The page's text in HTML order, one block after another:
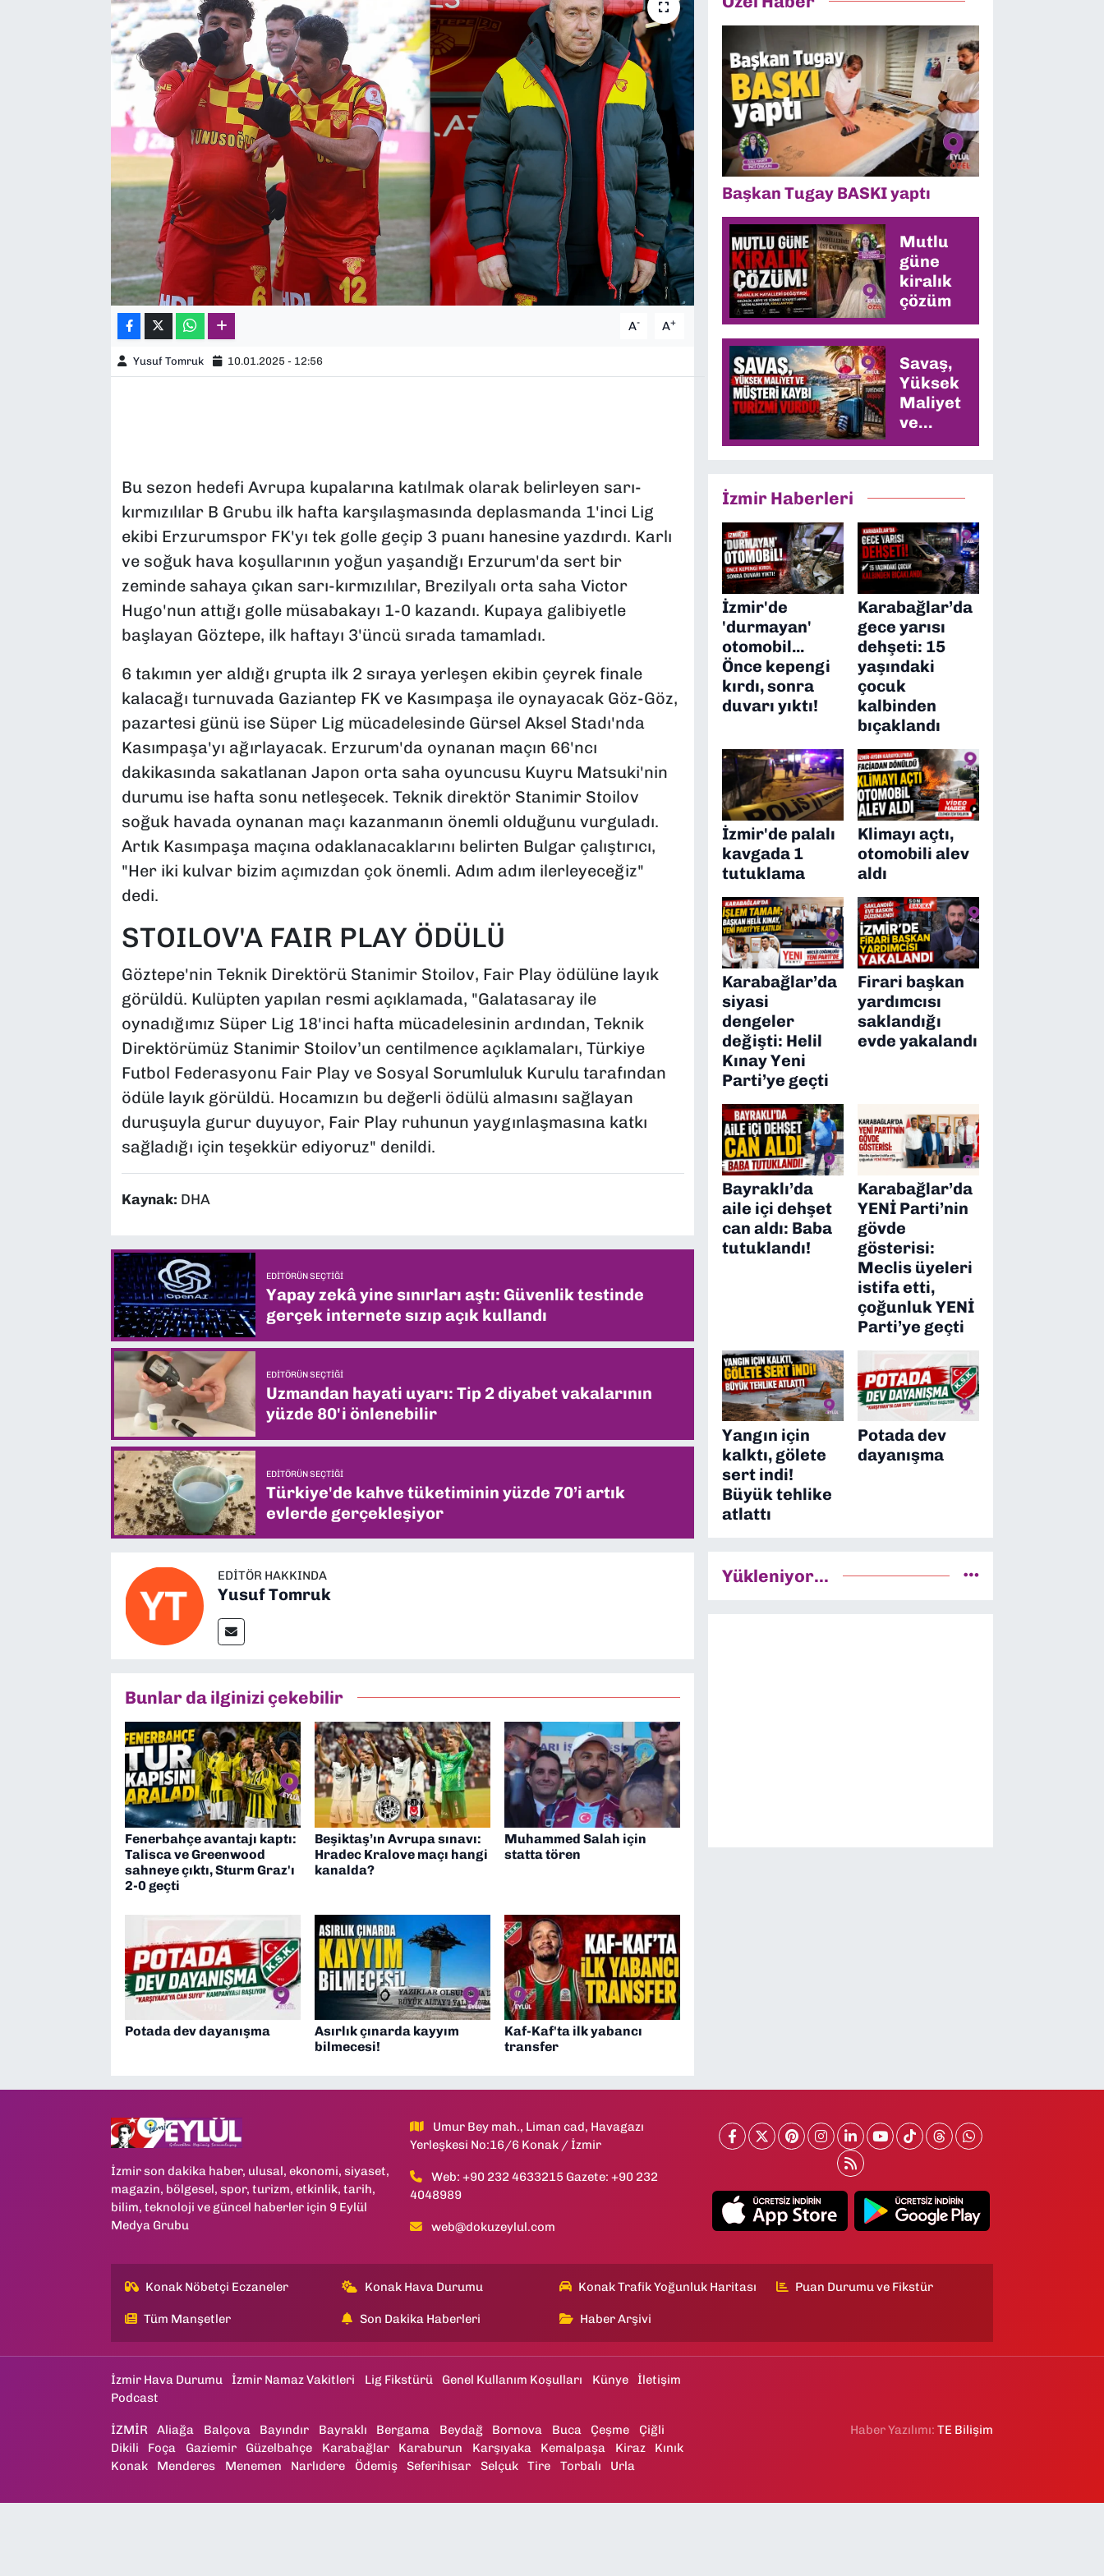
A- A+
Yusuf Tomruk 10.01.2025 - 12:56
Bu sezon hedefi Avrupa kupalarına katılmak olarak belirleyen sarı-
kırmızılılar B Grubu ilk hafta karşılaşmasında deplasmanda 1'inci Lig
ekibi Erzurumspor FK'yı tek golle geçip 3 puanı hanesine yazdırdı. Karlı
ve soğuk hava koşullarının yoğun yaşandığı Erzurum'da sert bir
zeminde sahaya çıkan sarı-kırmızılılar, Brezilyalı orta saha Victor
Hugo'nun attığı golle müsabakayı 1-0 kazandı. Kupaya galibiyetle
başlayan Göztepe, ilk haftayı 3'üncü sırada tamamladı.
6 takımın yer aldığı grupta ilk 2 sıraya yerleşen ekibin çeyrek finale
kalacağı turnuvada Gaziantep FK ve Kasımpaşa ile oynayacak Göz-Göz,
pazartesi günü ise Süper Lig mücadelesinde Gürsel Aksel Stadı'nda
Kasımpaşa'yı ağırlayacak. Erzurum'da oynanan maçın 66'ncı
dakikasında sakatlanan Japon orta saha oyuncusu Kuyru Matsuki'nin
durumu ise hafta sonu netleşecek. Teknik direktör Stanimir Stoilov
soğuk havada oynanan maçı kazanmanın önemli olduğunu vurguladı.
Artık Kasımpaşa maçına odaklanacaklarını belirten Bulgar çalıştırıcı,
"Her iki kulvar bizim açımızdan çok önemli. Adım adım ilerleyeceğiz"
dedi.
STOILOV'A FAIR PLAY ÖDÜLÜ
Göztepe'nin Teknik Direktörü Stanimir Stoilov, Fair Play ödülüne layık
görüldü. Kulüpten yapılan resmi açıklamada, "Galatasaray ile
oynadığımız Süper Lig 18'inci hafta mücadelesinin ardından, Teknik
Direktörümüz Stanimir Stoilov’un centilmence açıklamaları, Türkiye
Futbol Federasyonu Fair Play ve Sosyal Sorumluluk Kurulu tarafından
ödüle layık görüldü. Hocamızın bu değerli ödülü almasını sağlayan
duruşuyla gurur duyuyor, Fair Play ruhunun yaygınlaşmasına katkı
sağladığı için teşekkür ediyoruz" denildi.
Kaynak: DHA
EDITÖRÜN SEÇTIĞI
Yapay zekâ yine sınırları aştı: Güvenlik testinde
gerçek internete sızıp açık kullandı
EDITÖRÜN SEÇTIĞI
Uzmandan hayati uyarı: Tip 2 diyabet vakalarının
yüzde 80'i önlenebilir
EDITÖRÜN SEÇTIĞI
Türkiye'de kahve tüketiminin yüzde 70’i artık
evlerde gerçekleşiyor
EDITÖR HAKKINDA
Yusuf Tomruk
Bunlar da ilginizi çekebilir
Fenerbahçe avantajı kaptı:
Talisca ve Greenwood
sahneye çıktı, Sturm Graz'ı
2-0 geçti
Beşiktaş’ın Avrupa sınavı:
Hradec Kralove maçı hangi
kanalda?
Muhammed Salah için
statta tören
Potada dev dayanışma
Asırlık çınarda kayyım
bilmecesi!
Kaf-Kaf'ta ilk yabancı
transfer
Başkan Tugay BASKI yaptı
Mutlu
güne
kiralık
çözüm
Savaş,
Yüksek
Maliyet
ve
Müşteri
Vurdu
İzmir Haberleri
İzmir'de
'durmayan'
otomobil...
Önce kepengi
kırdı, sonra
duvarı yıktı!
Karabağlar’da
gece yarısı
dehşeti: 15
yaşındaki
çocuk
kalbinden
bıçaklandı
İzmir'de palalı
kavgada 1
tutuklama
Klimayı açtı,
otomobili alev
aldı
Karabağlar’da
siyasi
dengeler
değişti: Helil
Kınay Yeni
Parti’ye geçti
Firari başkan
yardımcısı
saklandığı
evde yakalandı
Bayraklı’da
aile içi dehşet
can aldı: Baba
tutuklandı!
Karabağlar’da
YENİ Parti’nin
gövde
gösterisi:
Meclis üyeleri
istifa etti,
çoğunluk YENİ
Parti’ye geçti
Yangın için
kalktı, gölete
sert indi!
Büyük tehlike
atlattı
Potada dev
dayanışma
Yükleniyor...
İzmir son dakika haber, ulusal, ekonomi, siyaset,
magazin, bölgesel, spor, turizm, etkinlik, tarih,
bilim, teknoloji ve güncel haberler için 9 Eylül
Medya Grubu
Umur Bey mah., Liman cad, Havagazı
Yerleşkesi No:16/6 Konak / İzmir
Web: +90 232 4633215 Gazete: +90 232
4048989
web@dokuzeylul.com
Konak Nöbetçi Eczaneler Konak Hava Durumu Konak Trafik Yoğunluk Haritası Puan Durumu ve Fikstür
Tüm Manşetler Son Dakika Haberleri Haber Arşivi
İzmir Hava Durumu İzmir Namaz Vakitleri Lig Fikstürü Genel Kullanım Koşulları Künye
İletişim
Podcast
İZMİR Aliağa Balçova Bayındır Bayraklı Bergama Beydağ Bornova Buca Çeşme
Çiğli
Dikili
Foça Gaziemir Güzelbahçe Karabağlar Karaburun Karşıyaka Kemalpaşa Kiraz
Kınık
Konak
Menderes Menemen Narlıdere Ödemiş Seferihisar Selçuk Tire Torbalı Urla
Haber Yazılımı:TE Bilişim
YEREL YÖNETİMLER